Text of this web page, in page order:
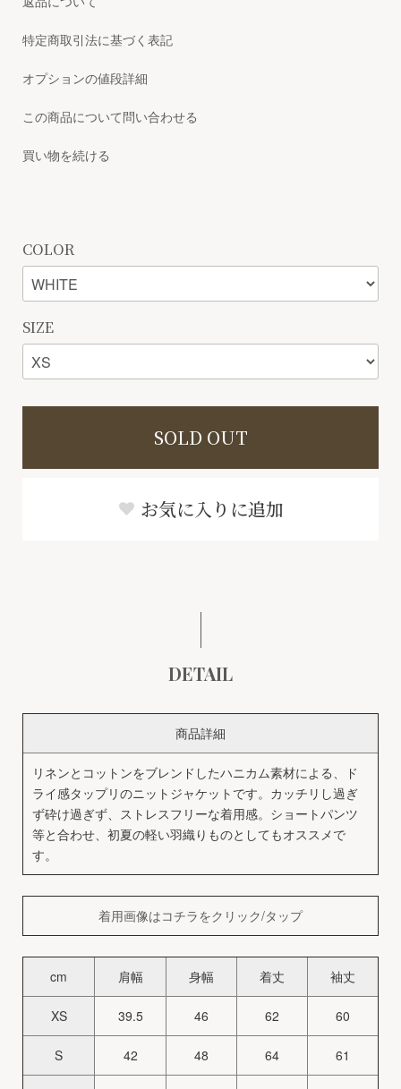
特定商取引法に基づく表記
オプションの値段詳細
この商品について問い合わせる
買い物を続ける
COLOR
SIZE
SOLD OUT
お気に入りに追加
DETAIL
商品詳細
リネンとコットンをブレンドしたハニカム素材による、ド
ライ感タップリのニットジャケットです。カッチリし過ぎ
ず砕け過ぎず、ストレスフリーな着用感。ショートパンツ
等と合わせ、初夏の軽い羽織りものとしてもオススメで
す。
着用画像はコチラをクリック/タップ
cm 肩幅 身幅 着丈 袖丈
XS 39.5 46 62 60
S 42 48 64 61